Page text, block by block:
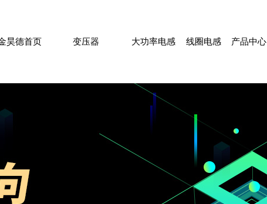
昊德首页 变压器 大功率电感 线圈电感 产品中心
SUBSTATION